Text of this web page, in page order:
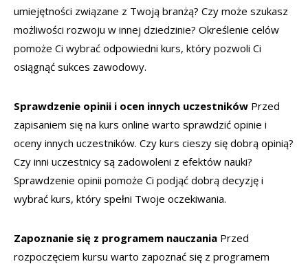
umiejętności związane z Twoją branżą? Czy może szukasz
możliwości rozwoju w innej dziedzinie? Określenie celów
pomoże Ci wybrać odpowiedni kurs, który pozwoli Ci
osiągnąć sukces zawodowy.
Sprawdzenie opinii i ocen innych uczestników Przed
zapisaniem się na kurs online warto sprawdzić opinie i
oceny innych uczestników. Czy kurs cieszy się dobrą opinią?
Czy inni uczestnicy są zadowoleni z efektów nauki?
Sprawdzenie opinii pomoże Ci podjąć dobrą decyzję i
wybrać kurs, który spełni Twoje oczekiwania.
Zapoznanie się z programem nauczania Przed
rozpoczęciem kursu warto zapoznać się z programem